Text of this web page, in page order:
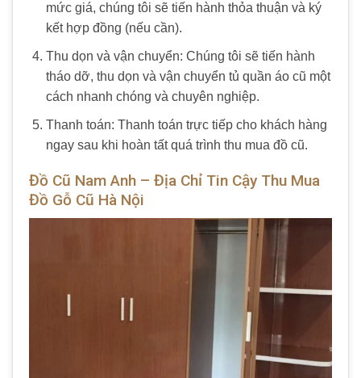
mức giá, chúng tôi sẽ tiến hành thỏa thuận và ký
kết hợp đồng (nếu cần).
Thu dọn và vận chuyển: Chúng tôi sẽ tiến hành
tháo dỡ, thu dọn và vận chuyển tủ quần áo cũ một
cách nhanh chóng và chuyên nghiệp.
Thanh toán: Thanh toán trực tiếp cho khách hàng
ngay sau khi hoàn tất quá trình thu mua đồ cũ.
Đồ Cũ Nam Anh – Địa Chỉ Tin Cậy Thu Mua
Đồ Gỗ Cũ Hà Nội